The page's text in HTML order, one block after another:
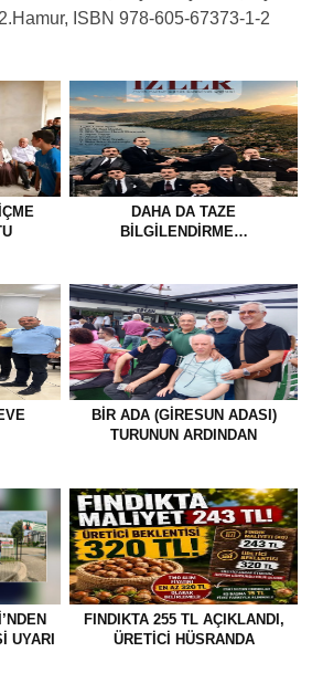
ISBN 978-605-67373-1-2
DAHA DA TAZE
BİLGİLENDİRME…
BİR ADA (GİRESUN ADASI)
TURUNUN ARDINDAN
UYARI
FINDIKTA 255 TL AÇIKLANDI,
ÜRETİCİ HÜSRANDA